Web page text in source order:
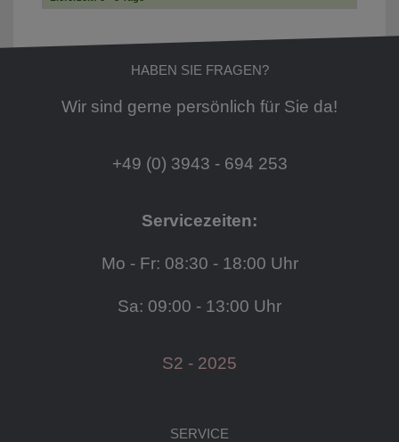
HABEN SIE FRAGEN?
Wir sind gerne persönlich für Sie da!
+49 (0) 3943 - 694 253
Servicezeiten:
Mo - Fr: 08:30 - 18:00 Uhr
Sa: 09:00 - 13:00 Uhr
S2 - 2025
SERVICE